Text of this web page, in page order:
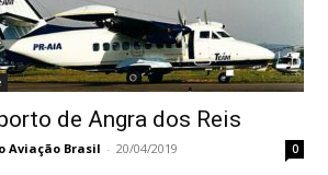
de Angra dos Reis
Aviação Brasil - 20/04/2019 0